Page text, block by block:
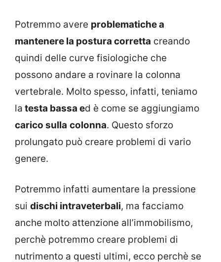
Potremmo avere problematiche a
mantenere la postura corretta creando
quindi delle curve fisiologiche che
possono andare a rovinare la colonna
vertebrale. Molto spesso, infatti, teniamo
la testa bassa ed è come se aggiungiamo
carico sulla colonna. Questo sforzo
prolungato può creare problemi di vario
genere.
Potremmo infatti aumentare la pressione
sui dischi intraveterbali, ma facciamo
anche molto attenzione all’immobilismo,
perchè potremmo creare problemi di
nutrimento a questi ultimi, ecco perchè se